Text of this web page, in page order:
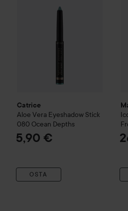
Catrice
Aloe Vera Eyeshadow Stick
080 Ocean Depths
5,90 €
OSTA